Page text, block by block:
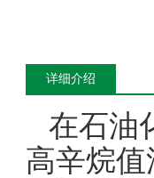
详细介绍
在石油
高辛烷